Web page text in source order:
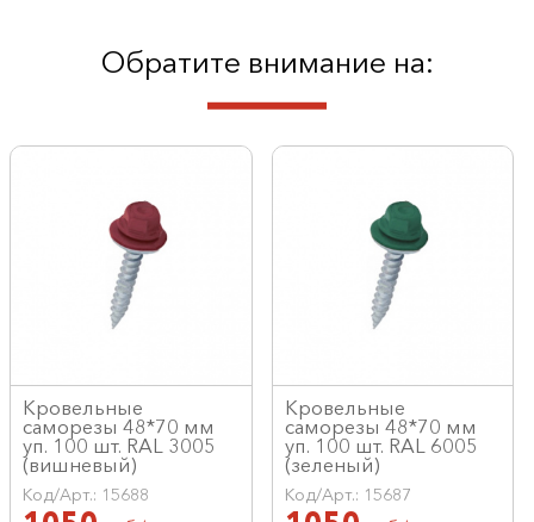
Обратите внимание на:
Кровельные
саморезы 48*70 мм
уп. 100 шт. RAL 3005
(вишневый)
Код/Арт.: 15688
Кровельные
саморезы 48*70 мм
уп. 100 шт. RAL 6005
(зеленый)
Код/Арт.: 15687